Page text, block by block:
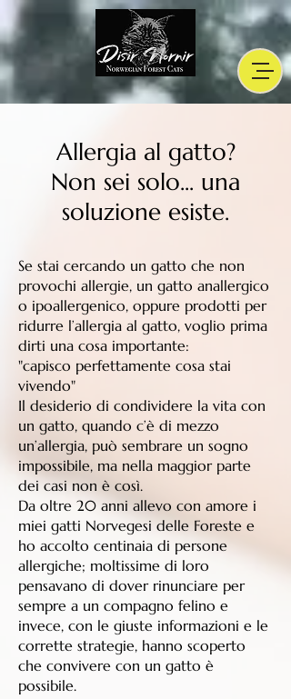
Allergia al gatto?
Non sei solo... una
soluzione esiste.
Se stai cercando un gatto che non
provochi allergie, un gatto anallergico
o ipoallergenico, oppure prodotti per
ridurre l’allergia al gatto, voglio prima
dirti una cosa importante:
"capisco perfettamente cosa stai
vivendo"
Il desiderio di condividere la vita con
un gatto, quando c’è di mezzo
un’allergia, può sembrare un sogno
impossibile, ma nella maggior parte
dei casi non è così.
Da oltre 20 anni allevo con amore i
miei gatti Norvegesi delle Foreste e
ho accolto centinaia di persone
allergiche; moltissime di loro
pensavano di dover rinunciare per
sempre a un compagno felino e
invece, con le giuste informazioni e le
corrette strategie, hanno scoperto
che convivere con un gatto è
possibile.